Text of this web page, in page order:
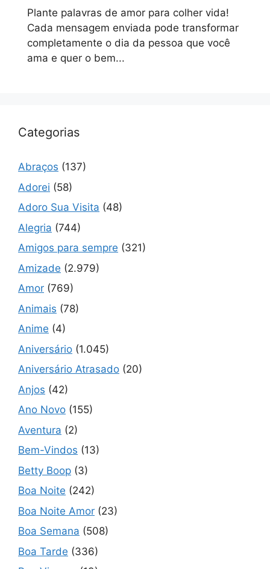
Plante palavras de amor para colher vida!
Cada mensagem enviada pode transformar
completamente o dia da pessoa que você
ama e quer o bem...
Categorias
Abraços (137)
Adorei (58)
Adoro Sua Visita (48)
Alegria (744)
Amigos para sempre (321)
Amizade (2.979)
Amor (769)
Animais (78)
Anime (4)
Aniversário (1.045)
Aniversário Atrasado (20)
Anjos (42)
Ano Novo (155)
Aventura (2)
Bem-Vindos (13)
Betty Boop (3)
Boa Noite (242)
Boa Noite Amor (23)
Boa Semana (508)
Boa Tarde (336)